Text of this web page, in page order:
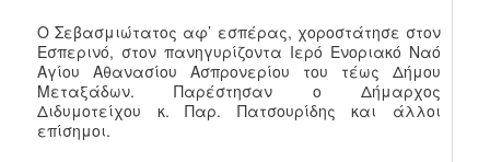
Ο Σεβασμιώτατος αφ’ εσπέρας, χοροστάτησε στον
Εσπερινό, στον πανηγυρίζοντα Ιερό Ενοριακό Ναό
Αγίου Αθανασίου Ασπρονερίου του τέως Δήμου
Μεταξάδων. Παρέστησαν ο Δήμαρχος
Διδυμοτείχου κ. Παρ. Πατσουρίδης και άλλοι
επίσημοι.